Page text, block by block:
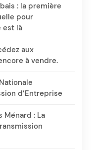
: la première
pour
est là
aux
à vendre.
d’Entreprise
Ménard : La